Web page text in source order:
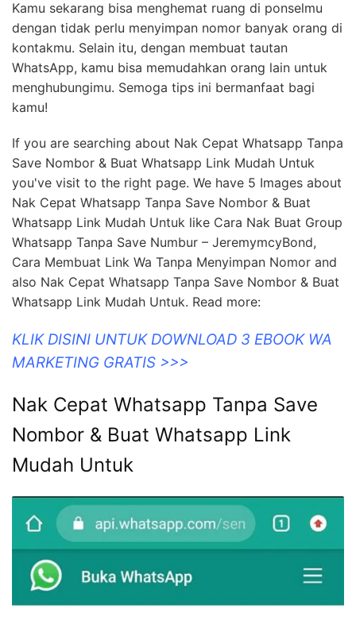
Kamu sekarang bisa menghemat ruang di ponselmu
dengan tidak perlu menyimpan nomor banyak orang di
kontakmu. Selain itu, dengan membuat tautan
WhatsApp, kamu bisa memudahkan orang lain untuk
menghubungimu. Semoga tips ini bermanfaat bagi
kamu!
If you are searching about Nak Cepat Whatsapp Tanpa
Save Nombor & Buat Whatsapp Link Mudah Untuk
you've visit to the right page. We have 5 Images about
Nak Cepat Whatsapp Tanpa Save Nombor & Buat
Whatsapp Link Mudah Untuk like Cara Nak Buat Group
Whatsapp Tanpa Save Numbur – JeremymcyBond,
Cara Membuat Link Wa Tanpa Menyimpan Nomor and
also Nak Cepat Whatsapp Tanpa Save Nombor & Buat
Whatsapp Link Mudah Untuk. Read more:
KLIK DISINI UNTUK DOWNLOAD 3 EBOOK WA
MARKETING GRATIS >>>
Nak Cepat Whatsapp Tanpa Save
Nombor & Buat Whatsapp Link
Mudah Untuk